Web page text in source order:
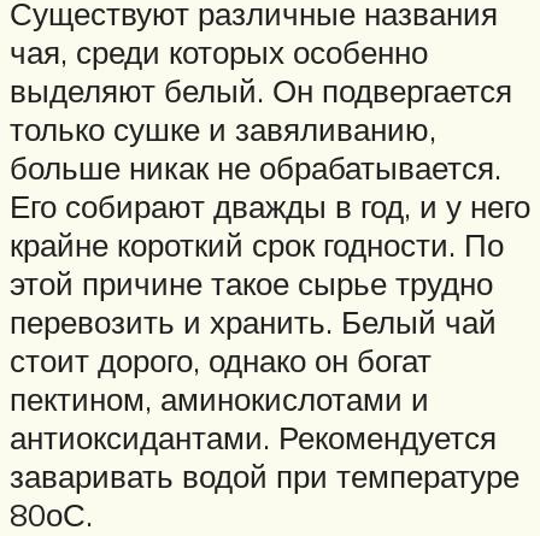
Существуют различные названия
чая, среди которых особенно
выделяют белый. Он подвергается
только сушке и завяливанию,
больше никак не обрабатывается.
Его собирают дважды в год, и у него
крайне короткий срок годности. По
этой причине такое сырье трудно
перевозить и хранить. Белый чай
стоит дорого, однако он богат
пектином, аминокислотами и
антиоксидантами. Рекомендуется
заваривать водой при температуре
80оС.